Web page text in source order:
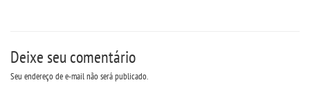
Deixe seu comentário
Seu endereço de e-mail não será publicado.